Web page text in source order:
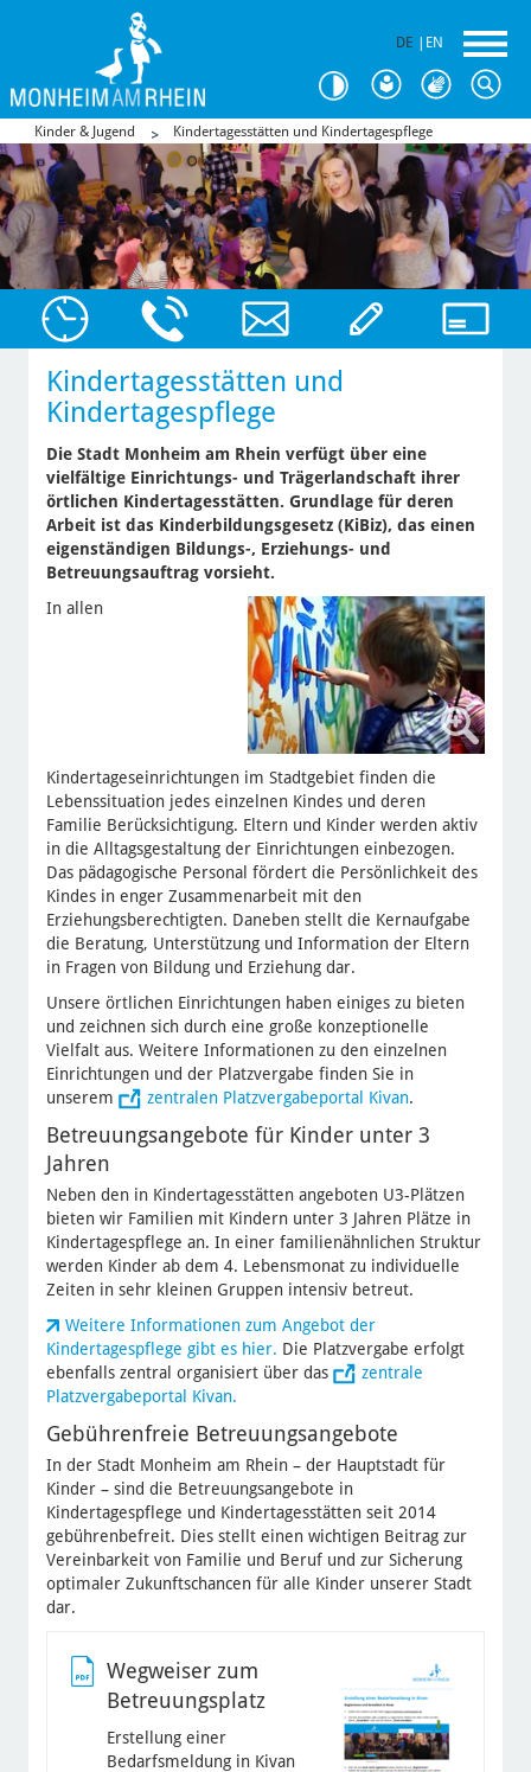
DE EN
Kinder & Jugend Kindertagesstätten und Kindertagespflege
Kindertagesstätten und
Kindertagespflege
Die Stadt Monheim am Rhein verfügt über eine
vielfältige Einrichtungs- und Trägerlandschaft ihrer
örtlichen Kindertagesstätten. Grundlage für deren
Arbeit ist das Kinderbildungsgesetz (KiBiz), das einen
eigenständigen Bildungs-, Erziehungs- und
Betreuungsauftrag vorsieht.
In allen
Kindertageseinrichtungen im Stadtgebiet finden die
Lebenssituation jedes einzelnen Kindes und deren
Familie Berücksichtigung. Eltern und Kinder werden aktiv
in die Alltagsgestaltung der Einrichtungen einbezogen.
Das pädagogische Personal fördert die Persönlichkeit des
Kindes in enger Zusammenarbeit mit den
Erziehungsberechtigten. Daneben stellt die Kernaufgabe
die Beratung, Unterstützung und Information der Eltern
in Fragen von Bildung und Erziehung dar.
Unsere örtlichen Einrichtungen haben einiges zu bieten
und zeichnen sich durch eine große konzeptionelle
Vielfalt aus. Weitere Informationen zu den einzelnen
Einrichtungen und der Platzvergabe finden Sie in
unserem
zentralen Platzvergabeportal Kivan.
Betreuungsangebote für Kinder unter 3
Jahren
Neben den in Kindertagesstätten angeboten U3-Plätzen
bieten wir Familien mit Kindern unter 3 Jahren Plätze in
Kindertagespflege an. In einer familienähnlichen Struktur
werden Kinder ab dem 4. Lebensmonat zu individuelle
Zeiten in sehr kleinen Gruppen intensiv betreut.
Weitere Informationen zum Angebot der
Kindertagespflege gibt es hier. Die Platzvergabe erfolgt
ebenfalls zentral organisiert über das
zentrale
Platzvergabeportal Kivan.
Gebührenfreie Betreuungsangebote
In der Stadt Monheim am Rhein – der Hauptstadt für
Kinder – sind die Betreuungsangebote in
Kindertagespflege und Kindertagesstätten seit 2014
gebührenbefreit. Dies stellt einen wichtigen Beitrag zur
Vereinbarkeit von Familie und Beruf und zur Sicherung
optimaler Zukunftschancen für alle Kinder unserer Stadt
dar.
Wegweiser zum
Betreuungsplatz
Erstellung einer
Bedarfsmeldung in Kivan